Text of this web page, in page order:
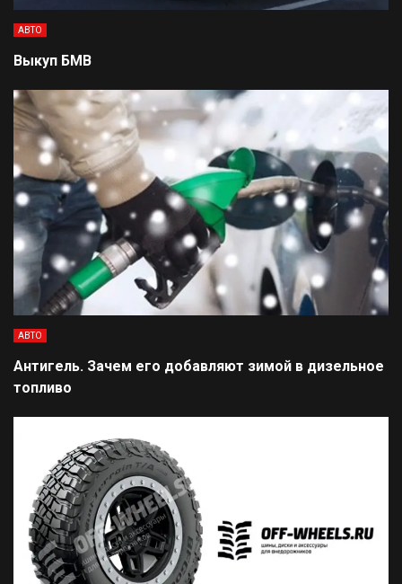
АВТО
Выкуп БМВ
АВТО
Антигель. Зачем его добавляют зимой в дизельное
топливо